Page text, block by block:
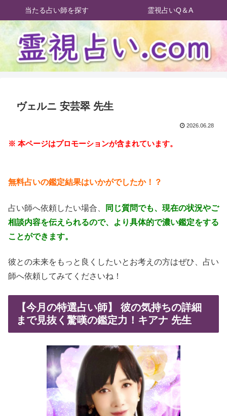
当たる占い師を探す 霊視占いQ＆A
ヴェルニ 安芸翠 先生
2026.06.28
※ 本ページはプロモーションが含まれています。
無料占いの鑑定結果はいかがでしたか！？
占い師へ依頼したい場合、
同じ質問でも、現在の状況やご
相談内容を伝えられるので、より具体的で濃い鑑定をする
ことができます。
彼との未来をもっと良くしたいとお考えの方はぜひ、占い
師へ依頼してみてくださいね！
【今月の特選占い師】 彼の気持ちの詳細
まで見抜く驚嘆の鑑定力！キアナ 先生